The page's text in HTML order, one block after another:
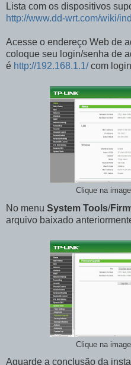
Lista com os dispositivos
http://www.dd-wrt.com/wiki/
Acesse o endereço Web de
coloque seu login/senha de
é http://192.168.1.1/com
Clique na
No menu System Tools/
arquivo baixado
Clique na
Aguarde a conclusão da